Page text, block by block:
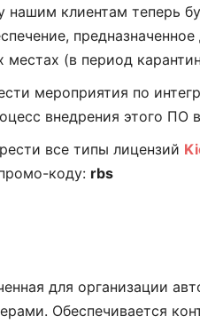
нашим клиентам теперь
(в период
мероприятия по
внедрения этого ПО
все типы лицензий
коду: rbs
для организации
Обеспечивается
с